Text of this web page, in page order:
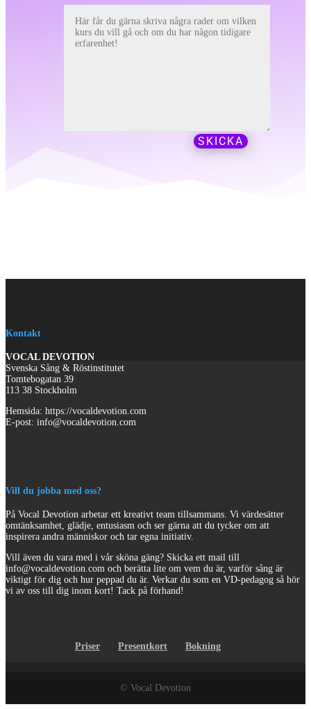
SKICKA
Kontakt
VOCAL DEVOTION
Svenska Sång & Röstinstitutet
Tomtebogatan 39
113 38 Stockholm
Hemsida: https://vocaldevotion.com
E-post: info@vocaldevotion.com
Vill du jobba med oss?
På Vocal Devotion arbetar ett kreativt team tillsammans. Vi värdesätter
omtänksamhet, glädje, entusiasm och ser gärna att du tycker om att
inspirera andra människor och tar egna initiativ.
Vill även du vara med i vår sköna gäng? Skicka ett mail till
info@vocaldevotion.com och berätta lite om vem du är, varför sång är
viktigt för dig och hur peppad du är. Verkar du som en VD-pedagog så hör
vi av oss till dig inom kort! Tack på förhand!
Priser Presentkort Bokning
© Vocal Devotion